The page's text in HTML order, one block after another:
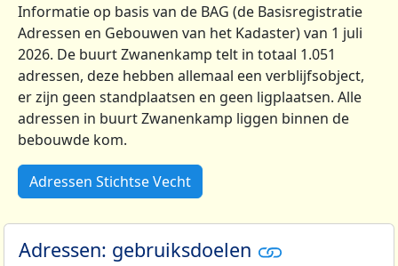
Informatie op basis van de BAG (de Basisregistratie
Adressen en Gebouwen van het Kadaster) van 1 juli
2026. De buurt Zwanenkamp telt in totaal 1.051
adressen, deze hebben allemaal een verblijfsobject,
er zijn geen standplaatsen en geen ligplaatsen. Alle
adressen in buurt Zwanenkamp liggen binnen de
bebouwde kom.
Adressen Stichtse Vecht
Adressen: gebruiksdoelen